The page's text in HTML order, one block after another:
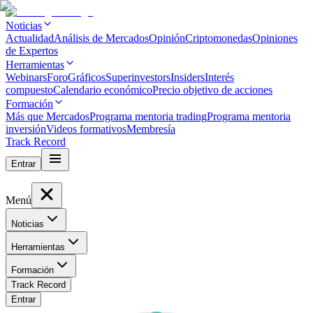
Noticias
ActualidadAnálisis de MercadosOpiniónCriptomonedasOpiniones
de Expertos
Herramientas
WebinarsForoGráficosSuperinvestorsInsidersInterés
compuestoCalendario económicoPrecio objetivo de acciones
Formación
Más que MercadosPrograma mentoria tradingPrograma mentoria
inversiónVideos formativosMembresía
Track Record
Entrar
Menú
Noticias
Herramientas
Formación
Track Record
Entrar